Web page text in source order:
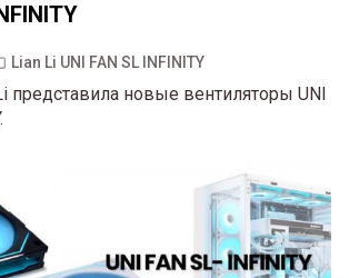
Lian Li UNI FAN SL INFINITY
представила новые вентиляторы UNI